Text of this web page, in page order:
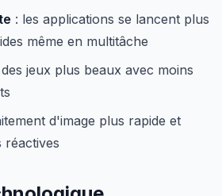
: les applications se lancent plus
même en multitâche
des jeux plus beaux avec moins
d'image plus rapide et